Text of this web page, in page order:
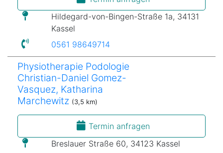
Hildegard-von-Bingen-Straße 1a, 34131
Kassel
0561 98649714
Physiotherapie Podologie
Christian-Daniel Gomez-
Vasquez, Katharina
Marchewitz (3,5 km)
Termin anfragen
Breslauer Straße 60, 34123 Kassel